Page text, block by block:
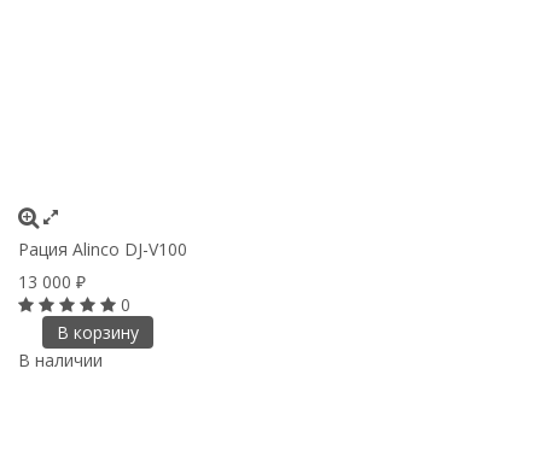
Рация Alinco DJ-V100
13 000 ₽
0
В корзину
В наличии